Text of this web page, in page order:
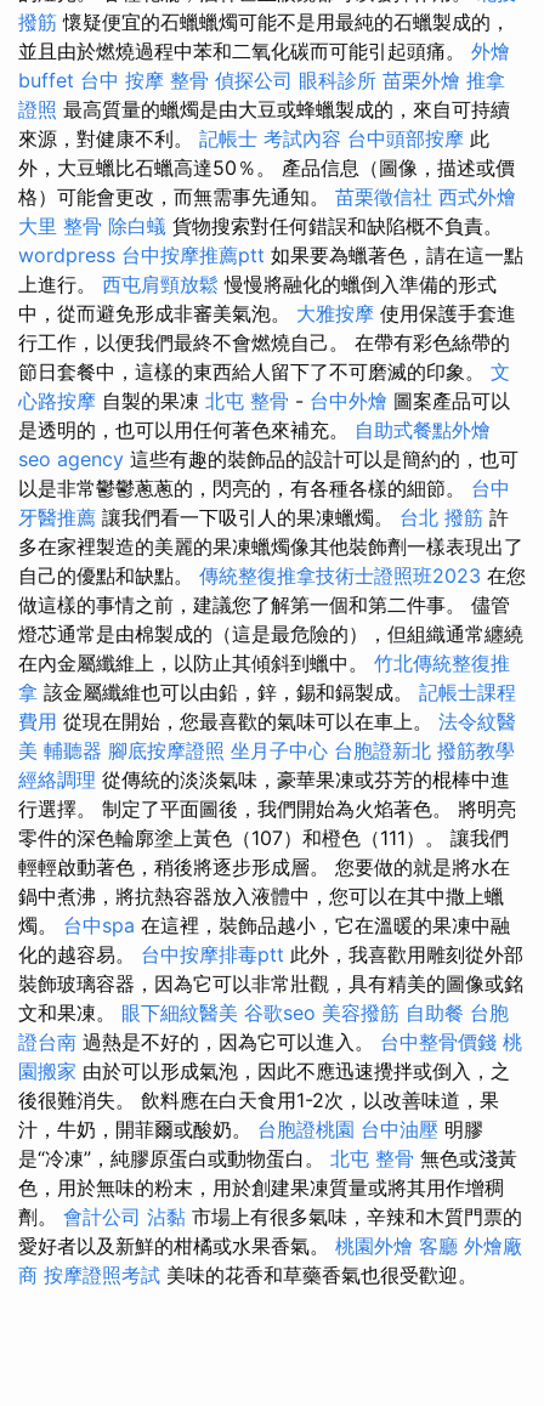
撥筋 懷疑便宜的石蠟蠟燭可能不是用最純的石蠟製成的，
並且由於燃燒過程中苯和二氧化碳而可能引起頭痛。 外燴
buffet 台中 按摩 整骨 偵探公司 眼科診所 苗栗外燴 推拿
證照 最高質量的蠟燭是由大豆或蜂蠟製成的，來自可持續
來源，對健康不利。 記帳士 考試內容 台中頭部按摩 此
外，大豆蠟比石蠟高達50％。 產品信息（圖像，描述或價
格）可能會更改，而無需事先通知。 苗栗徵信社 西式外燴
大里 整骨 除白蟻 貨物搜索對任何錯誤和缺陷概不負責。
wordpress 台中按摩推薦ptt 如果要為蠟著色，請在這一點
上進行。 西屯肩頸放鬆 慢慢將融化的蠟倒入準備的形式
中，從而避免形成非審美氣泡。 大雅按摩 使用保護手套進
行工作，以便我們最終不會燃燒自己。 在帶有彩色絲帶的
節日套餐中，這樣的東西給人留下了不可磨滅的印象。 文
心路按摩 自製的果凍 北屯 整骨 - 台中外燴 圖案產品可以
是透明的，也可以用任何著色來補充。 自助式餐點外燴
seo agency 這些有趣的裝飾品的設計可以是簡約的，也可
以是非常鬱鬱蔥蔥的，閃亮的，有各種各樣的細節。 台中
牙醫推薦 讓我們看一下吸引人的果凍蠟燭。 台北 撥筋 許
多在家裡製造的美麗的果凍蠟燭像其他裝飾劑一樣表現出了
自己的優點和缺點。 傳統整復推拿技術士證照班2023 在您
做這樣的事情之前，建議您了解第一個和第二件事。 儘管
燈芯通常是由棉製成的（這是最危險的），但組織通常纏繞
在內金屬纖維上，以防止其傾斜到蠟中。 竹北傳統整復推
拿 該金屬纖維也可以由鉛，鋅，錫和鎘製成。 記帳士課程
費用 從現在開始，您最喜歡的氣味可以在車上。 法令紋醫
美 輔聽器 腳底按摩證照 坐月子中心 台胞證新北 撥筋教學
經絡調理 從傳統的淡淡氣味，豪華果凍或芬芳的棍棒中進
行選擇。 制定了平面圖後，我們開始為火焰著色。 將明亮
零件的深色輪廓塗上黃色（107）和橙色（111）。 讓我們
輕輕啟動著色，稍後將逐步形成層。 您要做的就是將水在
鍋中煮沸，將抗熱容器放入液體中，您可以在其中撒上蠟
燭。 台中spa 在這裡，裝飾品越小，它在溫暖的果凍中融
化的越容易。 台中按摩排毒ptt 此外，我喜歡用雕刻從外部
裝飾玻璃容器，因為它可以非常壯觀，具有精美的圖像或銘
文和果凍。 眼下細紋醫美 谷歌seo 美容撥筋 自助餐 台胞
證台南 過熱是不好的，因為它可以進入。 台中整骨價錢 桃
園搬家 由於可以形成氣泡，因此不應迅速攪拌或倒入，之
後很難消失。 飲料應在白天食用1-2次，以改善味道，果
汁，牛奶，開菲爾或酸奶。 台胞證桃園 台中油壓 明膠
是“冷凍”，純膠原蛋白或動物蛋白。 北屯 整骨 無色或淺黃
色，用於無味的粉末，用於創建果凍質量或將其用作增稠
劑。 會計公司 沾黏 市場上有很多氣味，辛辣和木質門票的
愛好者以及新鮮的柑橘或水果香氣。 桃園外燴 客廳 外燴廠
商 按摩證照考試 美味的花香和草藥香氣也很受歡迎。